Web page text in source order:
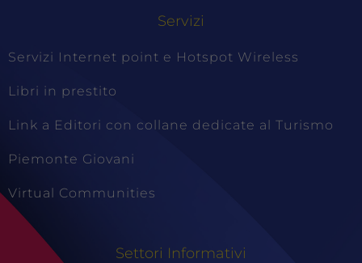
Servizi
Servizi Internet point e Hotspot Wireless
Libri in prestito
Link a Editori con collane dedicate al Turismo
Piemonte Giovani
Virtual Communities
Settori Informativi